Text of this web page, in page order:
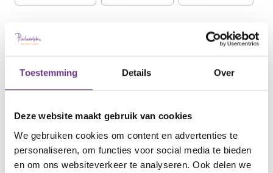
Toestemming Details Over
Deze website maakt gebruik van cookies
We gebruiken cookies om content en advertenties te
personaliseren, om functies voor social media te bieden
en om ons websiteverkeer te analyseren. Ook delen we
Meer Sophi?
Schrijf je invoor onze nieuwsbrief en ontvang
de nieuwste inspirerende verhalen in je mailbox!